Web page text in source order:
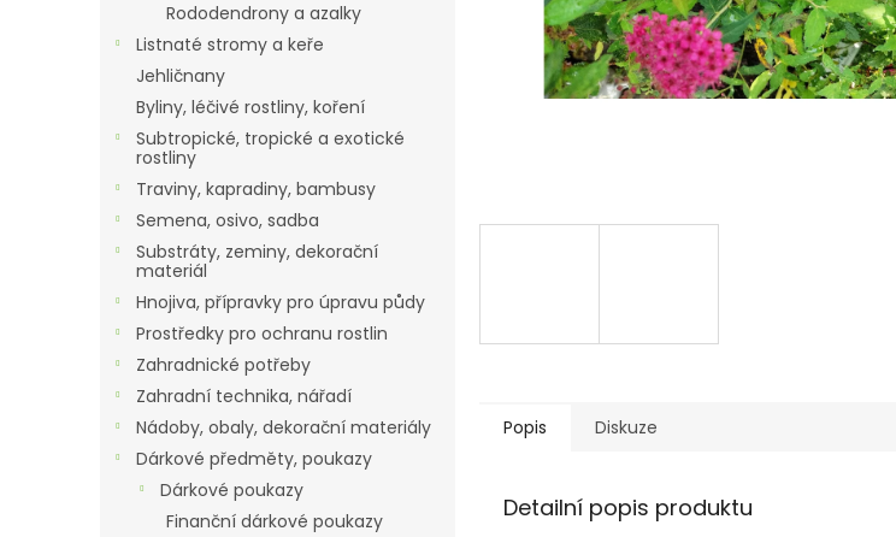
Rododendrony a azalky
Listnaté stromy a keře
Jehličnany
Byliny, léčivé rostliny, koření
Subtropické, tropické a exotické
rostliny
Traviny, kapradiny, bambusy
Semena, osivo, sadba
Substráty, zeminy, dekorační
materiál
Hnojiva, přípravky pro úpravu půdy
Prostředky pro ochranu rostlin
Zahradnické potřeby
Zahradní technika, nářadí
Nádoby, obaly, dekorační materiály
Dárkové předměty, poukazy
Dárkové poukazy
Finanční dárkové poukazy
Popis Diskuze
Detailní popis produktu